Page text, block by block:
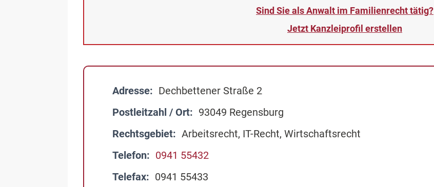
Sind Sie als Anwalt im Familienrecht tätig?
Jetzt Kanzleiprofil erstellen
Adresse
Dechbettener Straße 2
Postleitzahl / Ort
93049 Regensburg
Rechtsgebiet
Arbeitsrecht, IT-Recht, Wirtschaftsrecht
Telefon
0941 55432
Telefax
0941 55433